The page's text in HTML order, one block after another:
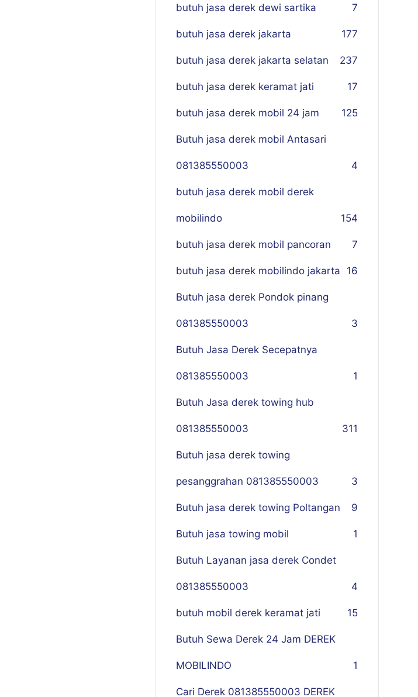
butuh jasa derek dewi sartika 7
butuh jasa derek jakarta 177
butuh jasa derek jakarta selatan 237
butuh jasa derek keramat jati 17
butuh jasa derek mobil 24 jam 125
Butuh jasa derek mobil Antasari
081385550003 4
butuh jasa derek mobil derek
mobilindo 154
butuh jasa derek mobil pancoran 7
butuh jasa derek mobilindo jakarta 16
Butuh jasa derek Pondok pinang
081385550003 3
Butuh Jasa Derek Secepatnya
081385550003 1
Butuh Jasa derek towing hub
081385550003 311
Butuh jasa derek towing
pesanggrahan 081385550003 3
Butuh jasa derek towing Poltangan 9
Butuh jasa towing mobil 1
Butuh Layanan jasa derek Condet
081385550003 4
butuh mobil derek keramat jati 15
Butuh Sewa Derek 24 Jam DEREK
MOBILINDO 1
Cari Derek 081385550003 DEREK